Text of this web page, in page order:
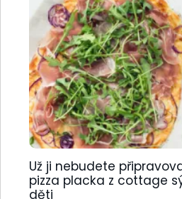
Už ji nebudete
pizza placka z cottage
děti